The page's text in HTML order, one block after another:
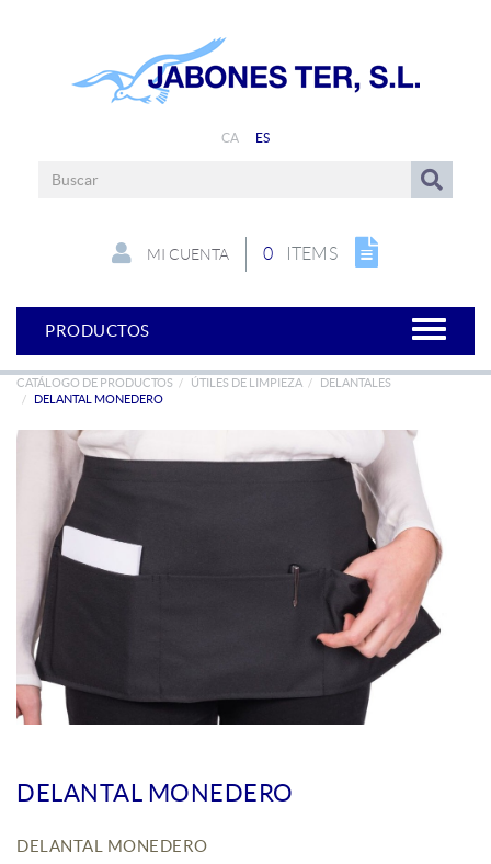
CA ES
0 ITEMS
MI CUENTA
PRODUCTOS
CATÁLOGO DE PRODUCTOS ÚTILES DE LIMPIEZA
DELANTALES
DELANTAL MONEDERO
DELANTAL MONEDERO
DELANTAL MONEDERO